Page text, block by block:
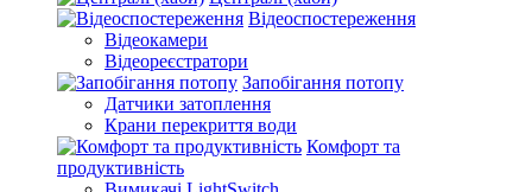
Відеоспостереження
Відеокамери
Відеореєстратори
Запобігання потопу
Датчики затоплення
Крани перекриття води
Комфорт та
продуктивність